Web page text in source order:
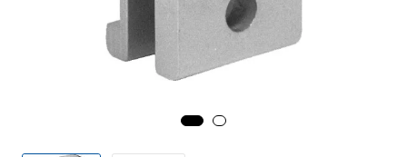
Båtpleie/Opplag